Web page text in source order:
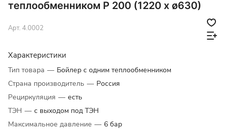
теплообменником P 200 (1220 x ø630)
Арт. 4.0002
Характеристики
Тип товара — Бойлер с одним теплообменником
Страна производитель — Россия
Рециркуляция — есть
ТЭН — с выходом под ТЭН
Максимальное давление — 6 бар